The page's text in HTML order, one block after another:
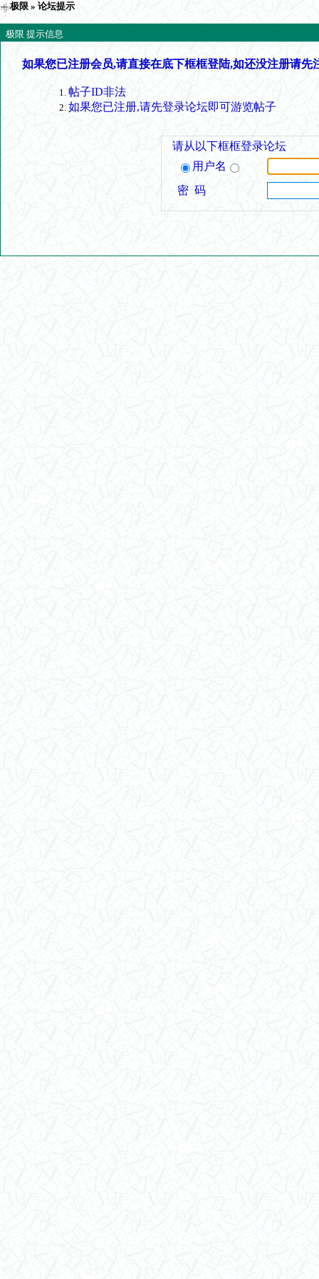
极限 » 论坛提示
极限 提示信息
如果您已注册会员,请直接在底下框框登陆,如还没注册请先
帖子ID非法
如果您已注册,请先登录论坛即可游览帖子
请从以下框框登录论坛
用户名
密 码